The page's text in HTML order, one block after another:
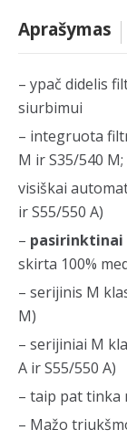
Aprašymas
– ypač didelis
siurbimui
– integruota
M ir S35/540 M;
visiškai
ir S55/550 A)
– pasirinktinai
skirta 100%
– serijinis M
M)
– serijiniai M
A ir S55/550 A)
– taip pat tinka
– Mažo